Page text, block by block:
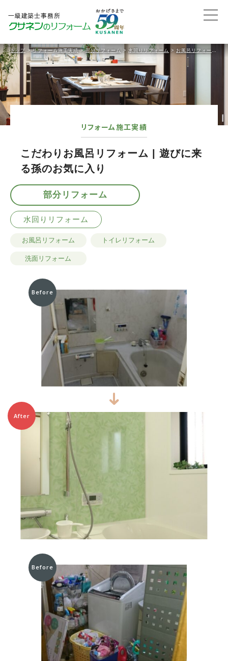
トップ >リフォーム施工実績>部分リフォーム > 水回りリフォーム > お風呂リフォーム
リフォーム施工実績
こだわりお風呂リフォーム | 遊びに来
る孫のお気に入り
部分リフォーム
水回りリフォーム
お風呂リフォーム トイレリフォーム
洗面リフォーム
Before
After
Before